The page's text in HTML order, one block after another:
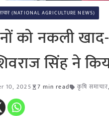
(NATIONAL AGRICULTURE NEWS)
को नकली
सिंह ने
10, 2025 7 min read कृषि समाचार,